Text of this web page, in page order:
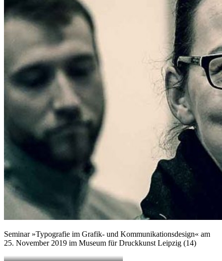
Seminar »Typografie im Grafik- und Kommunikationsdesign« am
25. November 2019 im Museum für Druckkunst Leipzig (14)